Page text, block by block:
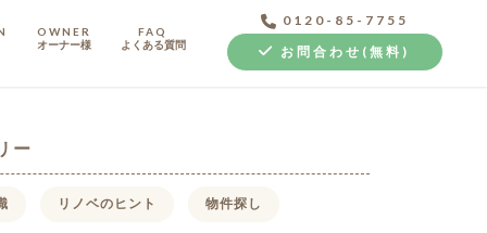
OWNER
オーナー様
FAQ
よくある質問
0120-85-7755
お問合わせ(無料)
ー
リノベのヒント 物件探し